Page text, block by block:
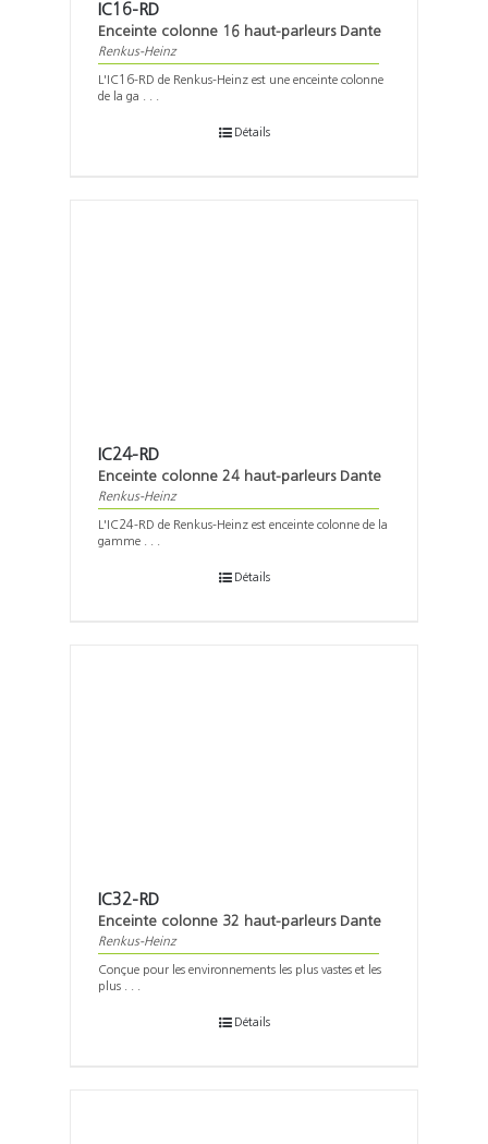
IC16-RD
Enceinte colonne 16 haut-parleurs Dante
Renkus-Heinz
L'IC16-RD de Renkus-Heinz est une enceinte colonne
de la ga . . .
Détails
IC24-RD
Enceinte colonne 24 haut-parleurs Dante
Renkus-Heinz
L'IC24-RD de Renkus-Heinz est enceinte colonne de la
gamme . . .
Détails
IC32-RD
Enceinte colonne 32 haut-parleurs Dante
Renkus-Heinz
Conçue pour les environnements les plus vastes et les
plus . . .
Détails